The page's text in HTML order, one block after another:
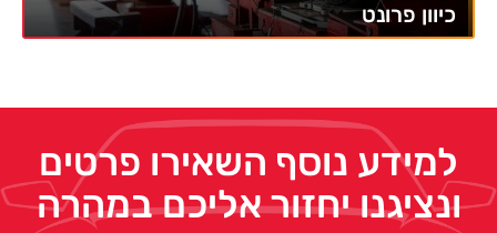
כיוון פרונט
למידע נוסף השאירו פרטים
ונציגנו יחזור אליכם במהרה